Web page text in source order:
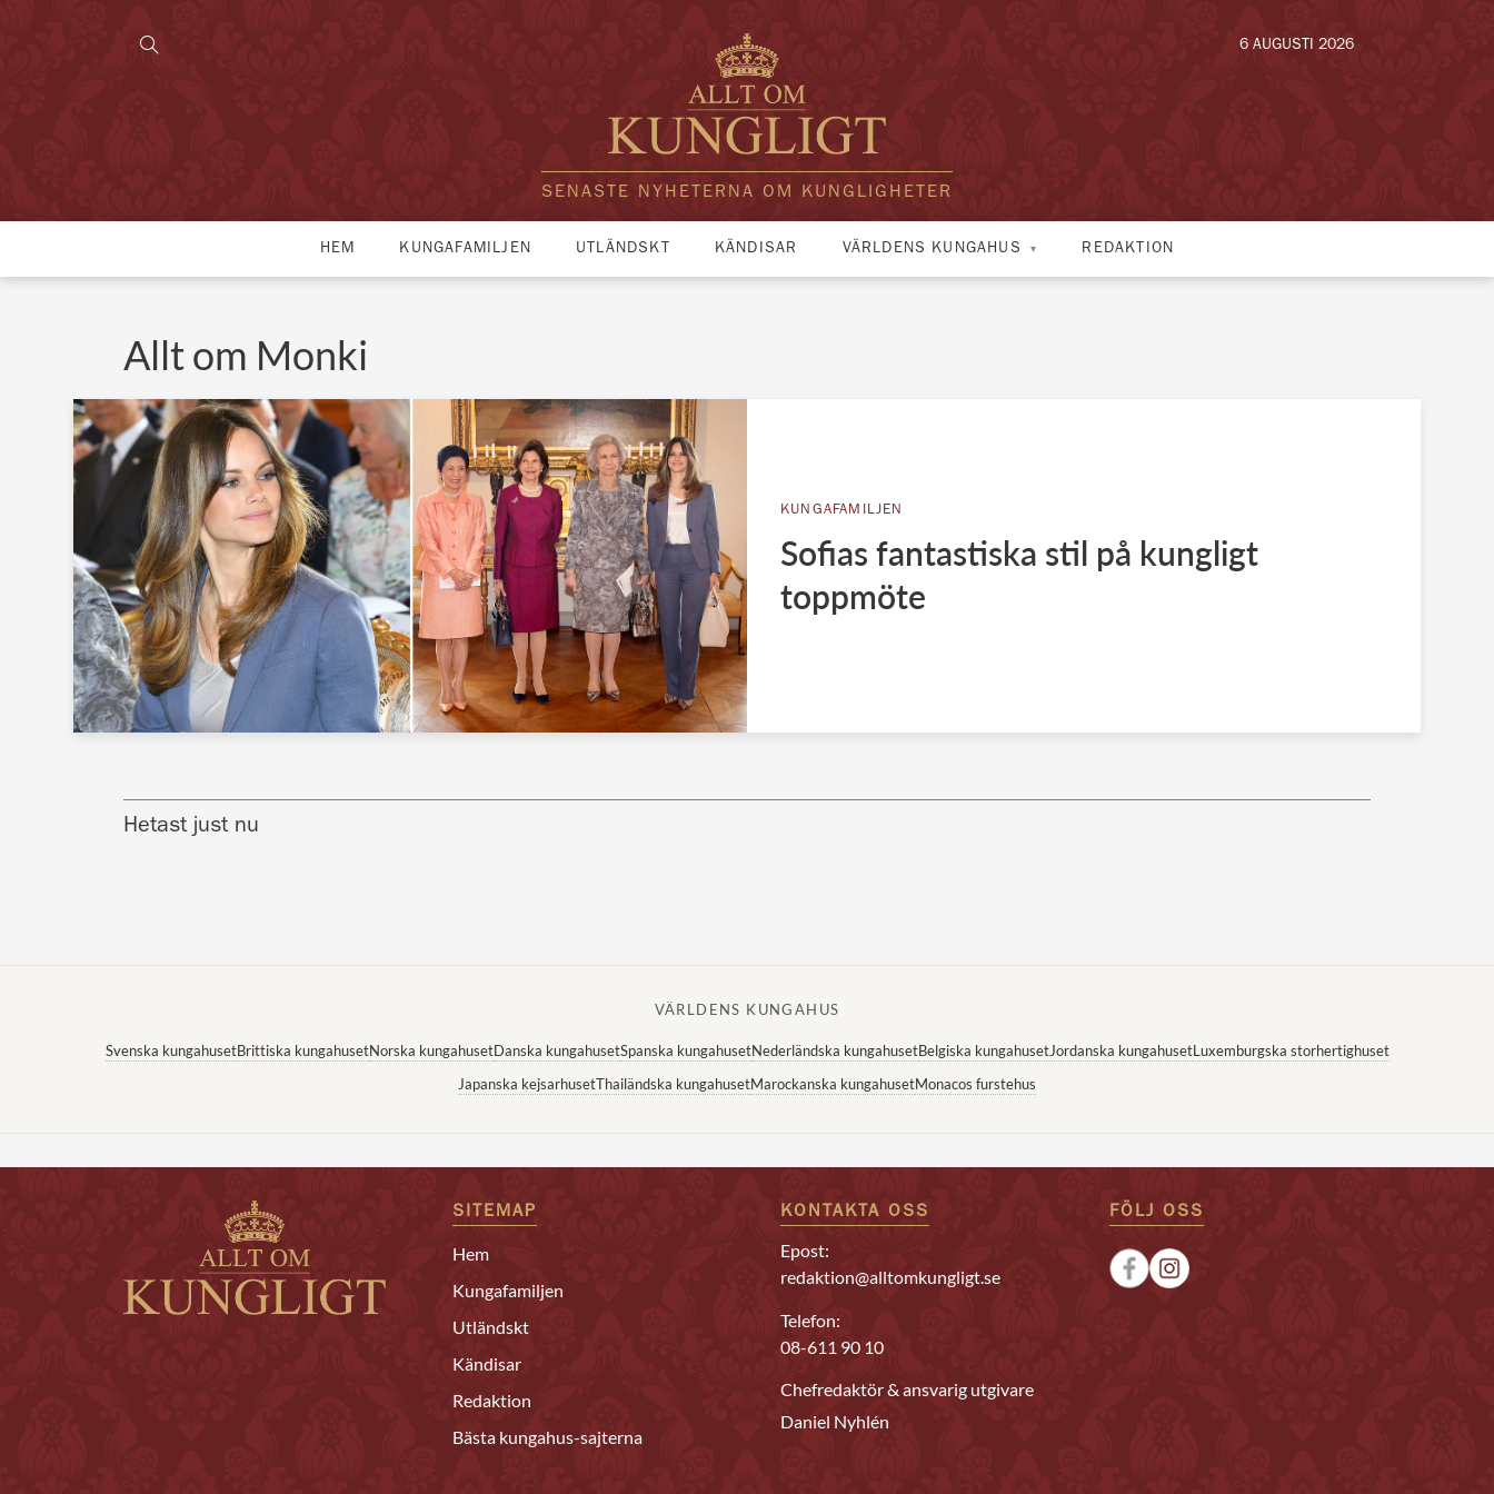
SENASTE NYHETERNA OM KUNGLIGHETER
6 AUGUSTI 2026
HEM KUNGAFAMILJEN UTLÄNDSKT KÄNDISAR VÄRLDENS KUNGAHUS REDAKTION
Allt om Monki
KUNGAFAMILJEN
Sofias fantastiska stil på kungligt
toppmöte
Hetast just nu
VÄRLDENS KUNGAHUS
Svenska kungahusetBrittiska kungahusetNorska kungahusetDanska kungahusetSpanska kungahusetNederländska kungahusetBelgiska kungahusetJordanska kungahusetLuxemburgska storhertighuset
Japanska kejsarhusetThailändska kungahusetMarockanska kungahusetMonacos furstehus
SITEMAP
Hem
Kungafamiljen
Utländskt
Kändisar
Redaktion
Bästa kungahus-sajterna
KONTAKTA OSS
Epost:
redaktion@alltomkungligt.se
Telefon:
08-611 90 10
Chefredaktör & ansvarig utgivare
Daniel Nyhlén
FÖLJ OSS